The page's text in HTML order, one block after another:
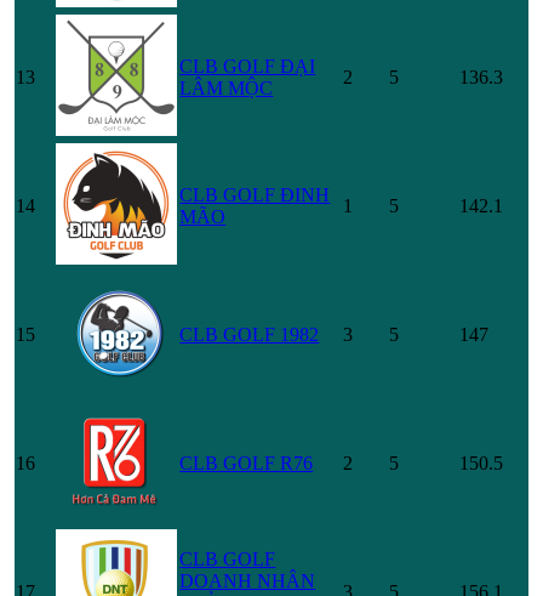
13
CLB GOLF ĐẠI
LÂM MỘC
2 5 136.3
14
CLB GOLF ĐINH
MÃO
1 5 142.1
15 CLB GOLF 1982 3 5 147
16 CLB GOLF R76 2 5 150.5
CLB GOLF
DOANH NHÂN